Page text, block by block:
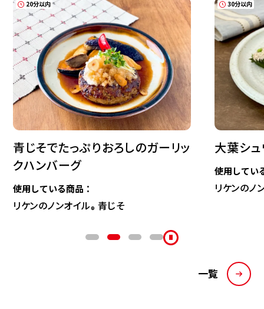
20分以内
青じそでたっぷりおろしのガーリッ
クハンバーグ
使用している商品：
リケンのノンオイル® 青じそ
30分以内
大葉シ
使用してい
リケンのノ
一覧